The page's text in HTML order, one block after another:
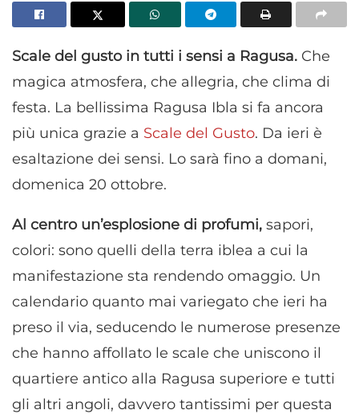
Scale del gusto in tutti i sensi a Ragusa. Che
magica atmosfera, che allegria, che clima di
festa. La bellissima Ragusa Ibla si fa ancora
più unica grazie a Scale del Gusto. Da ieri è
esaltazione dei sensi. Lo sarà fino a domani,
domenica 20 ottobre.
Al centro un’esplosione di profumi, sapori,
colori: sono quelli della terra iblea a cui la
manifestazione sta rendendo omaggio. Un
calendario quanto mai variegato che ieri ha
preso il via, seducendo le numerose presenze
che hanno affollato le scale che uniscono il
quartiere antico alla Ragusa superiore e tutti
gli altri angoli, davvero tantissimi per questa